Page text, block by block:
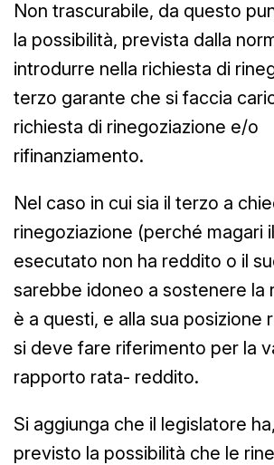
Non trascurabile, da questo
la possibilità, prevista dalla
introdurre nella richiesta di
terzo garante che si faccia
richiesta di rinegoziazione e/o
rifinanziamento.
Nel caso in cui sia il terzo a
rinegoziazione (perché magari
esecutato non ha reddito o il
sarebbe idoneo a sostenere la
è a questi, e alla sua posizione
si deve fare riferimento per la
rapporto rata- reddito.
Si aggiunga che il legislatore
previsto la possibilità che le